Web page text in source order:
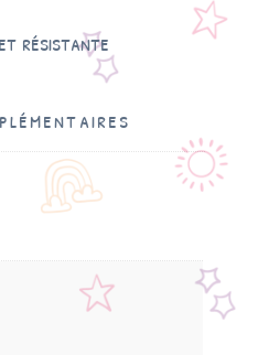
résistante